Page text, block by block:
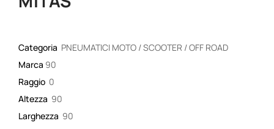
Categoria PNEUMATICI MOTO / SCOOTER / OFF ROAD
Marca 90
Raggio 0
Altezza 90
Larghezza 90